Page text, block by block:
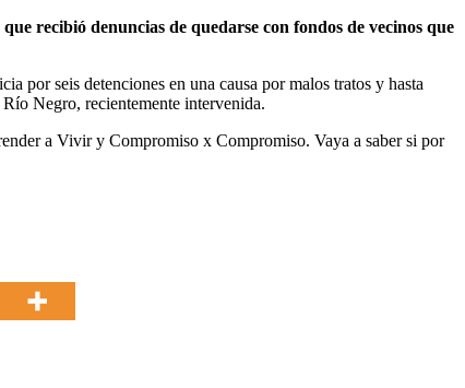
recibió denuncias de quedarse con fondos de vecinos que
por seis detenciones en una causa por malos tratos y hasta
Negro, recientemente intervenida.
a Vivir y Compromiso x Compromiso. Vaya a saber si por